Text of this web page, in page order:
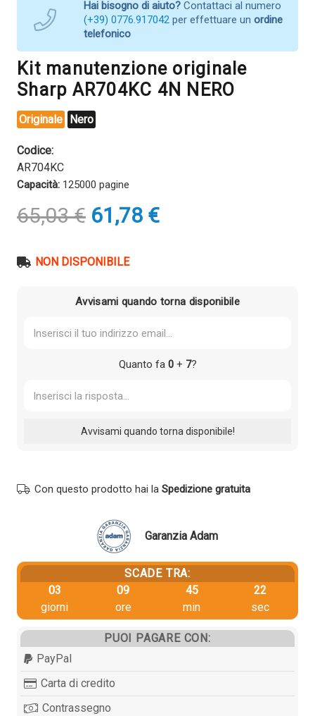
Hai bisogno di aiuto? Contattaci al numero
(+39) 0776.917042 per effettuare un ordine
telefonico
Kit manutenzione originale
Sharp AR704KC 4N NERO
Originale Nero
Codice:
AR704KC
Capacità: 125000 pagine
65,03€ Il
prezzo
era:
61,78 €Il
prezzo
NON DISPONIBILE
Avvisami quando torna disponibile
Quanto fa 0+ 7?
Con questo prodotto hai la Spedizione gratuita
Garanzia Adam
SCADE TRA:
03
giorni
09
ore
45
min
21
sec
PUOI PAGARE CON:
PayPal
Carta di credito
Contrassegno